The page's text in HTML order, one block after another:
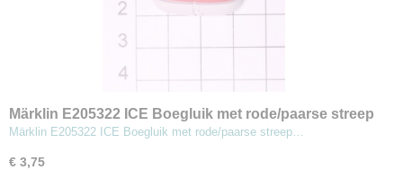
Märklin E205322 ICE Boegluik met rode/paarse streep
(MBT8)
Märklin E205322 ICE Boegluik met rode/paarse streep…
€ 3,75